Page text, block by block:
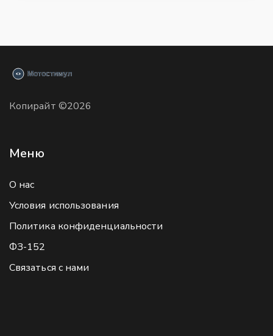
Копирайт ©2026
Меню
О нас
Условия использования
Политика конфиденциальности
ФЗ-152
Связаться с нами